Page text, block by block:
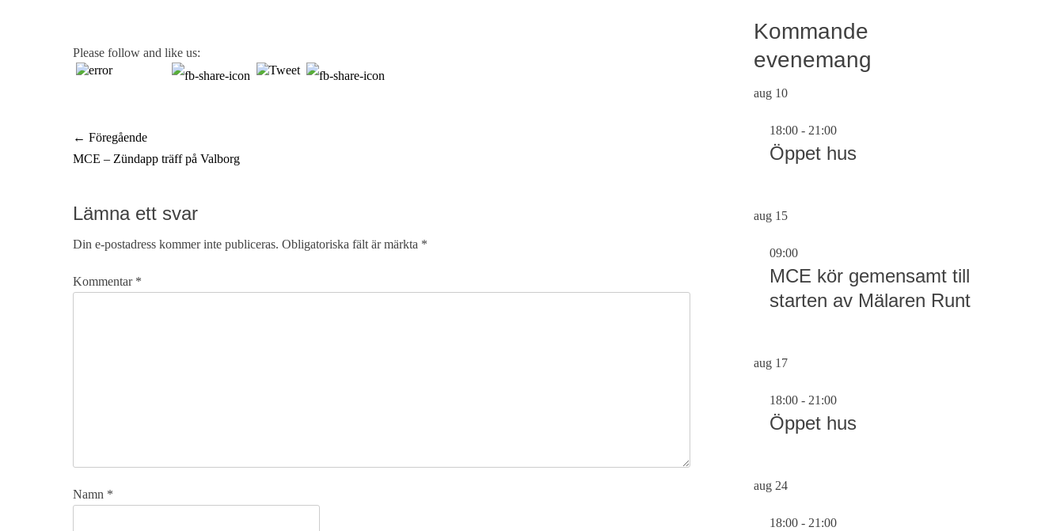
a
d
e
n
e
Please follow and like us:
Inläggsnavigering
← Föregående
Föregående
MCE – Zündapp träff på Valborg
Lämna ett svar
Din e-postadress kommer inte publiceras. Obligatoriska fält är märkta *
Kommentar *
Namn *
Kommande
evenemang
aug 10
18:00 - 21:00
Öppet hus
aug 15
09:00
MCE kör gemensamt till
starten av Mälaren Runt
aug 17
18:00 - 21:00
Öppet hus
aug 24
18:00 - 21:00